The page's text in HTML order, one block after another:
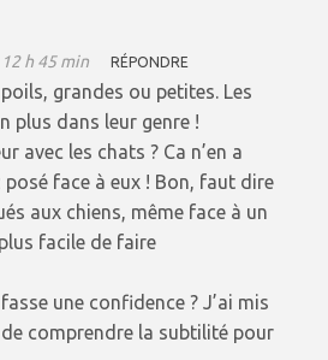
h 45 min RÉPONDRE
grandes ou petites. Les
plus dans leur genre !
avec les chats ? Ca n’en a
posé face à eux ! Bon, faut dire
aux chiens, même face à un
facile de faire
une confidence ? J’ai mis
comprendre la subtilité pour